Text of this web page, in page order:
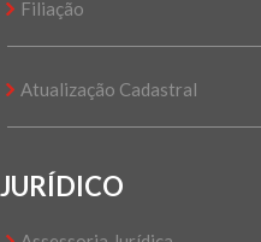
Filiação
Atualização Cadastral
JURÍDICO